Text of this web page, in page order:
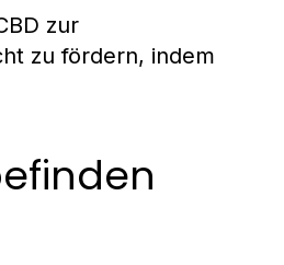
zur
zu fördern, indem